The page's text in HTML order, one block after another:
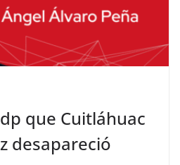
que Cuitláhuac
desapareció